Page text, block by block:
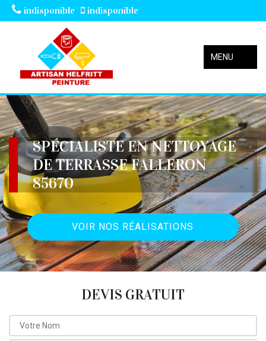
indisponible indisponible
MENU
SPÉCIALISTE EN NETTOYAGE
DE TERRASSE FALLERON
85670
VOIR NOS RÉALISATIONS
DEVIS GRATUIT